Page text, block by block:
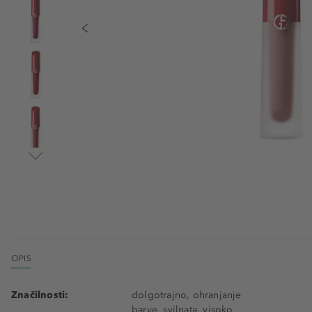
OPIS
Značilnosti:
dolgotrajno, ohranjanje
barve, svilnata, visoko